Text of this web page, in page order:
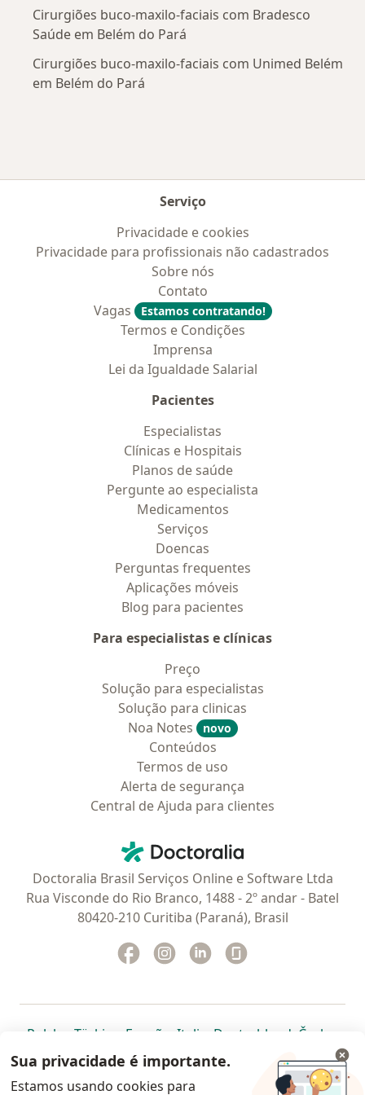
Cirurgiões buco-maxilo-faciais com Bradesco
Saúde em Belém do Pará
Cirurgiões buco-maxilo-faciais com Unimed Belém
em Belém do Pará
Serviço
Privacidade e cookies
Privacidade para profissionais não cadastrados
Sobre nós
Contato
Vagas
Estamos contratando!
Termos e Condições
Imprensa
Lei da Igualdade Salarial
Pacientes
Especialistas
Clínicas e Hospitais
Planos de saúde
Pergunte ao especialista
Medicamentos
Serviços
Doencas
Perguntas frequentes
Aplicações móveis
Blog para pacientes
Para especialistas e clínicas
Preço
Solução para especialistas
Solução para clinicas
Noa Notes
novo
Conteúdos
Termos de uso
Alerta de segurança
Central de Ajuda para clientes
Doctoralia - Homepage
Doctoralia Brasil Serviços Online e Software Ltda
Rua Visconde do Rio Branco, 1488 - 2º andar - Batel
80420-210 Curitiba (Paraná), Brasil
Facebook
abre num novo separador
Instagram
abre num novo separador
Linkedin
abre num novo
Polska abre num novo separador
Türkiye abre num novo separador
España abre num novo separador
Italia abre num novo
Deutschlandabre num
Česko
Portugal abre num novo separador
, México abre num novo separador
, abre num novo separador
Brasil abre num novoabre num
abre
Colombia abre num novo
Sua privacidade é importante.
Estamos usando cookies para